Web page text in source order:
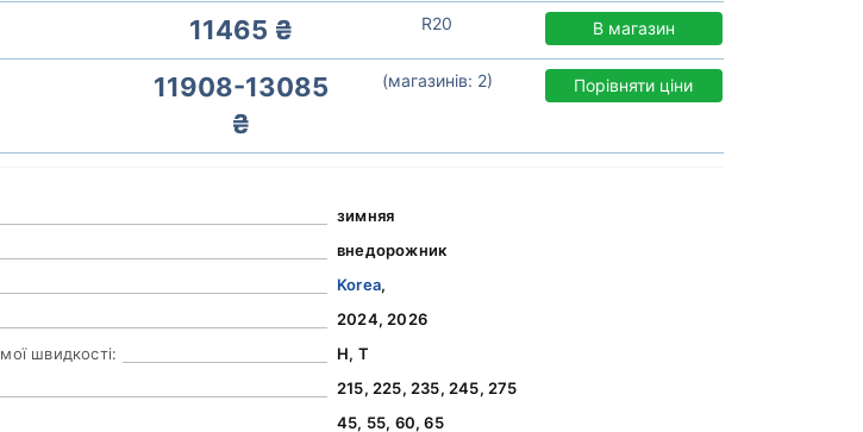
11465 ₴ R20 В магазин
11908-13085
₴
(магазинів: 2) Порівняти ціни
зимняя
внедорожник
Korea,
2024, 2026
швидкості:
H, T
215, 225, 235, 245, 275
45, 55, 60, 65